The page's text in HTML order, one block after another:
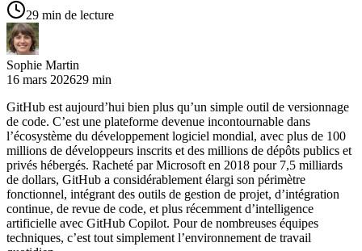
29 min de lecture
Sophie Martin
16 mars 202629 min
GitHub est aujourd’hui bien plus qu’un simple outil de versionnage
de code. C’est une plateforme devenue incontournable dans
l’écosystème du développement logiciel mondial, avec plus de 100
millions de développeurs inscrits et des millions de dépôts publics et
privés hébergés. Racheté par Microsoft en 2018 pour 7,5 milliards
de dollars, GitHub a considérablement élargi son périmètre
fonctionnel, intégrant des outils de gestion de projet, d’intégration
continue, de revue de code, et plus récemment d’intelligence
artificielle avec GitHub Copilot. Pour de nombreuses équipes
techniques, c’est tout simplement l’environnement de travail